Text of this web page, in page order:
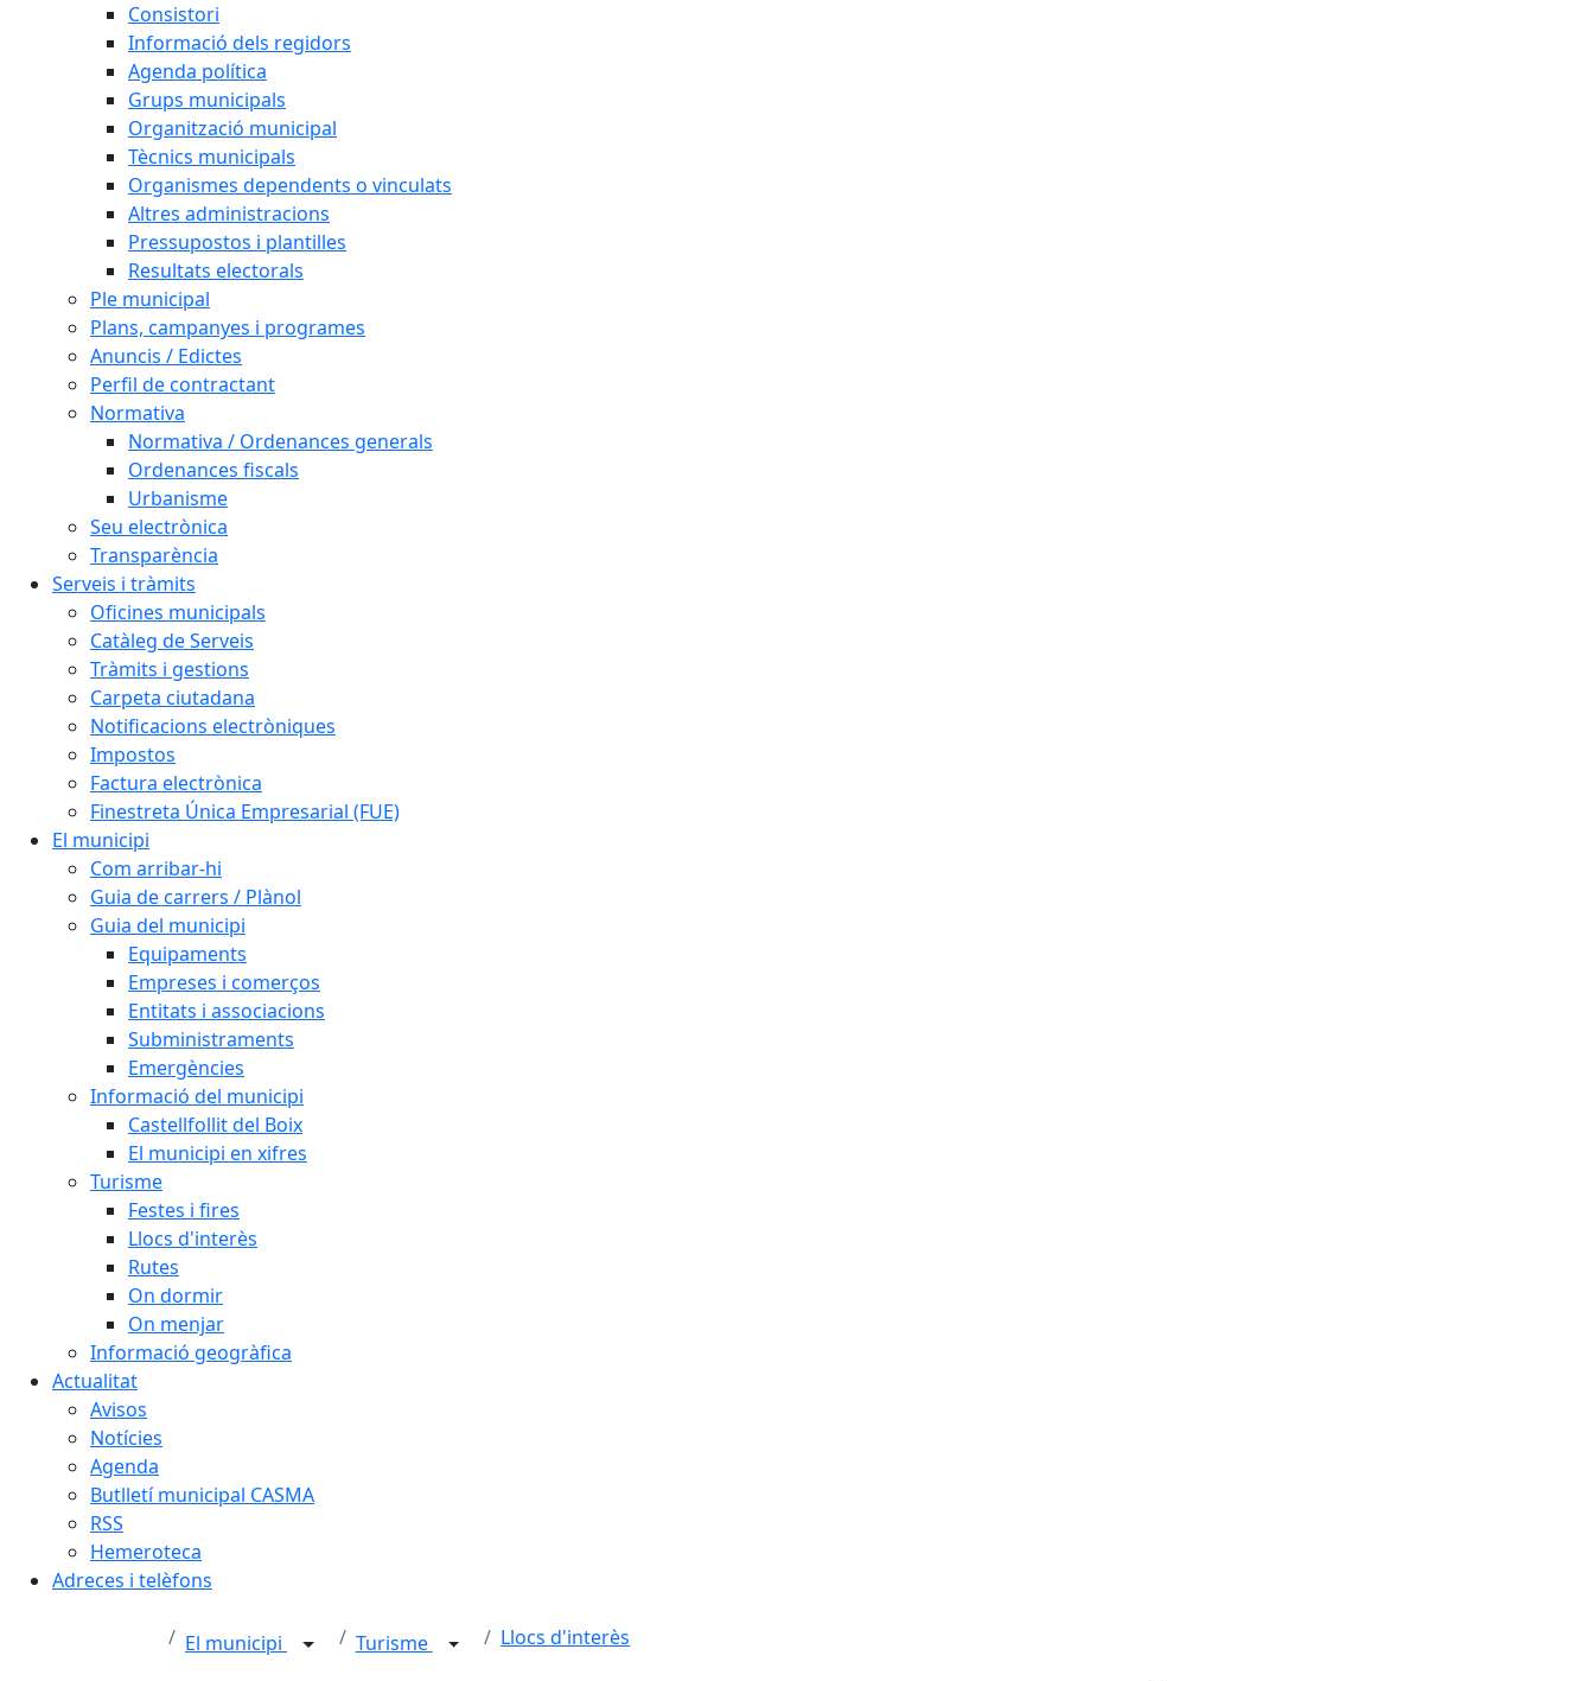
Consistori
Informació dels regidors
Agenda política
Grups municipals
Organització municipal
Tècnics municipals
Organismes dependents o vinculats
Altres administracions
Pressupostos i plantilles
Resultats electorals
Ple municipal
Plans, campanyes i programes
Anuncis / Edictes
Perfil de contractant
Normativa
Normativa / Ordenances generals
Ordenances fiscals
Urbanisme
Seu electrònica
Transparència
Serveis i tràmits
Oficines municipals
Catàleg de Serveis
Tràmits i gestions
Carpeta ciutadana
Notificacions electròniques
Impostos
Factura electrònica
Finestreta Única Empresarial (FUE)
El municipi
Com arribar-hi
Guia de carrers / Plànol
Guia del municipi
Equipaments
Empreses i comerços
Entitats i associacions
Subministraments
Emergències
Informació del municipi
Castellfollit del Boix
El municipi en xifres
Turisme
Festes i fires
Llocs d'interès
Rutes
On dormir
On menjar
Informació geogràfica
Actualitat
Avisos
Notícies
Agenda
Butlletí municipal CASMA
RSS
Hemeroteca
Adreces i telèfons
El municipi Turisme Llocs d'interès